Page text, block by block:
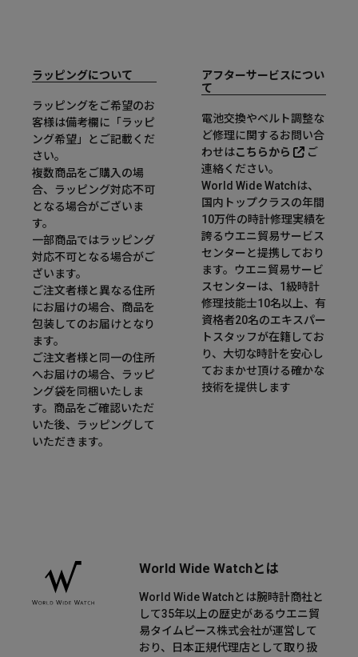
ラッピングについて
ラッピングをご希望のお
客様は備考欄に「ラッピ
ング希望」とご記載くだ
さい。
複数商品をご購入の場
合、ラッピング対応不可
となる場合がございま
す。
一部商品ではラッピング
対応不可となる場合がご
ざいます。
ご注文者様と異なる住所
にお届けの場合、商品を
包装してのお届けとなり
ます。
ご注文者様と同一の住所
へお届けの場合、ラッピ
ング袋を同梱いたしま
す。商品をご確認いただ
いた後、ラッピングして
いただきます。
アフターサービスについ
て
電池交換やベルト調整な
ど修理に関するお問い合
わせはこちらから
ご
連絡ください。
World Wide Watchは、
国内トップクラスの年間
10万件の時計修理実績を
誇るウエニ貿易サービス
センターと提携しており
ます。ウエニ貿易サービ
スセンターは、1級時計
修理技能士10名以上、有
資格者20名のエキスパー
トスタッフが在籍してお
り、大切な時計を安心し
ておまかせ頂ける確かな
技術を提供します
World Wide Watchとは
World Wide Watchとは腕時計商社と
して35年以上の歴史があるウエニ貿
易タイムピース株式会社が運営して
おり、日本正規代理店として取り扱